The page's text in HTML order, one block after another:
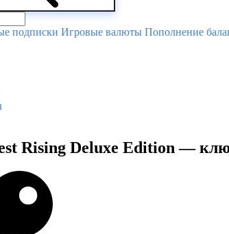
подписки Игровые валюты Пополнение
Rising Deluxe Edition —